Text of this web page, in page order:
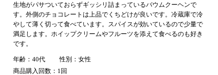
生地がパサついておらずギッシリ詰まっているバウムクーヘンで
す。外側のチョコレートは上品でくちどけが良いです。冷蔵庫で冷
やして薄く切って食べています。スパイスが効いているので少量で
満足します。ホイップクリームやフルーツを添えて食べるのも好き
です。
年齢：40代
性別：女性
商品購入回数：1回